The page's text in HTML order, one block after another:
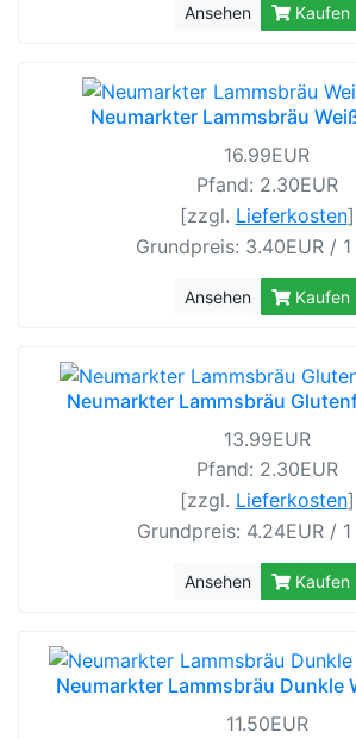
Ansehen Kaufen
Neumarkter Lammsbräu
16.99EUR
Pfand: 2.30EUR
[zzgl. Lieferkosten]
Grundpreis: 3.40EUR /
Ansehen Kaufen
Neumarkter Lammsbräu
13.99EUR
Pfand: 2.30EUR
[zzgl. Lieferkosten]
Grundpreis: 4.24EUR /
Ansehen Kaufen
Neumarkter Lammsbräu Dunkle
11.50EUR